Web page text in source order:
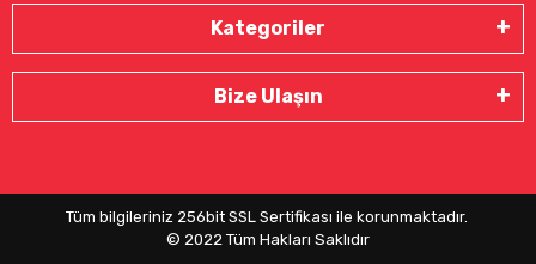
Kategoriler
Bize Ulaşın
Tüm bilgileriniz 256bit SSL Sertifikası ile korunmaktadır.
© 2022 Tüm Hakları Saklıdır